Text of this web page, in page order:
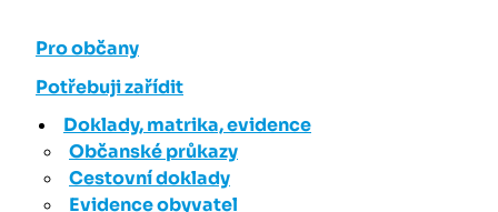
Pro občany
Potřebuji zařídit
Doklady, matrika, evidence
Občanské průkazy
Cestovní doklady
Evidence obyvatel